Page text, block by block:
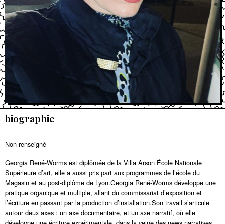
biographie
Non renseigné
Georgia René-Worms est diplômée de la Villa Arson École Nationale
Supérieure d’art, elle a aussi pris part aux programmes de l’école du
Magasin et au post-diplôme de Lyon.Georgia René-Worms développe une
pratique organique et multiple, allant du commissariat d’exposition et
l’écriture en passant par la production d’installation.Son travail s’articule
autour deux axes : un axe documentaire, et un axe narratif, où elle